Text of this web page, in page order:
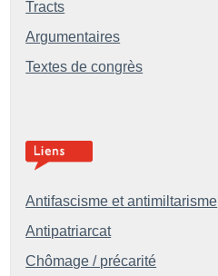
Tracts
Argumentaires
Textes de congrès
Antifascisme et antimiltarisme
Antipatriarcat
Chômage / précarité